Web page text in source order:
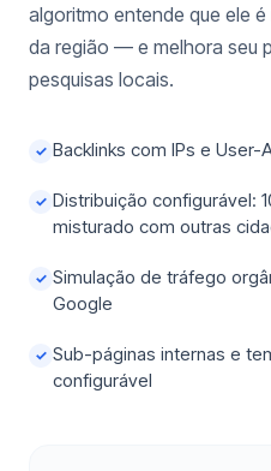
algoritmo entende que ele
da região — e melhora seu
pesquisas locais.
✓ Backlinks com IPs e
✓ Distribuição configurável:
misturado com outras
✓ Simulação de tráfego
Google
✓ Sub-páginas internas e
configurável